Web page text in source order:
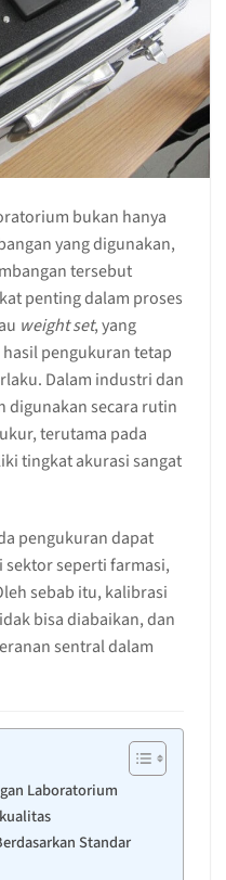
bukan hanya
yang digunakan,
tersebut
penting dalam proses
weight set, yang
pengukuran tetap
Dalam industri dan
digunakan secara rutin
terutama pada
tingkat akurasi sangat
pengukuran dapat
seperti farmasi,
sebab itu, kalibrasi
bisa diabaikan, dan
sentral dalam
Laboratorium
Standar